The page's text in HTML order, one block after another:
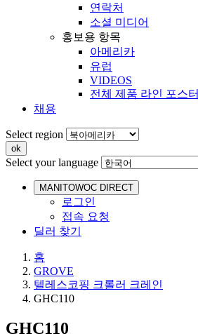
연락처
소셜 미디어
홍보용 항목
아메리카
유럽
VIDEOS
전체 제품 라인 포스터
채용
Select region
Select your language
MANITOWOC DIRECT
로그인
접속 요청
딜러 찾기
홈
GROVE
텔레스코핑 크롤러 크레인
GHC110
GHC110